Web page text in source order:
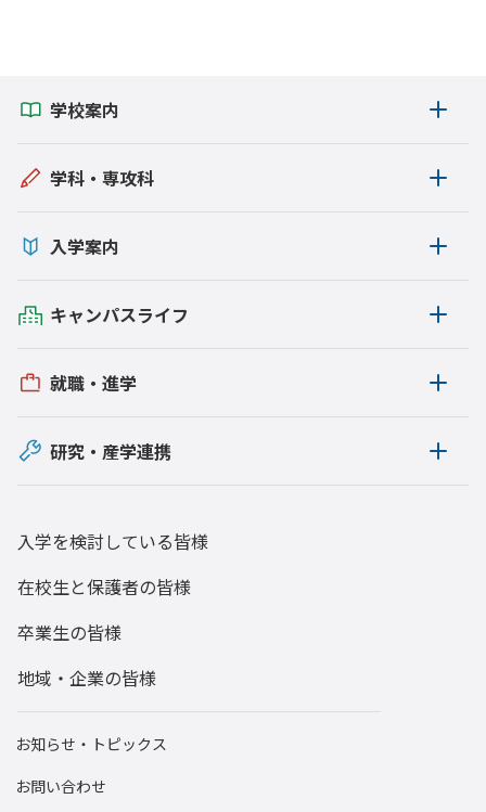
学校案内
学科・専攻科
入学案内
キャンパスライフ
就職・進学
研究・産学連携
入学を検討している皆様
在校生と保護者の皆様
卒業生の皆様
地域・企業の皆様
お知らせ・トピックス
お問い合わせ